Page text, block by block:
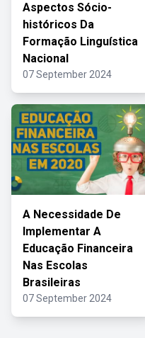
Aspectos Sócio-
históricos Da
Formação Linguística
Nacional
07 September 2024
A Necessidade De
Implementar A
Educação Financeira
Nas Escolas
Brasileiras
07 September 2024